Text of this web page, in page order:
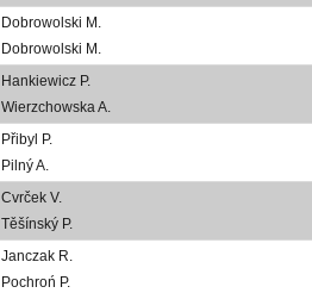
Dobrowolski M.
Dobrowolski M.
Hankiewicz P.
Wierzchowska A.
Přibyl P.
Pilný A.
Cvrček V.
Těšínský P.
Janczak R.
Pochroń P.